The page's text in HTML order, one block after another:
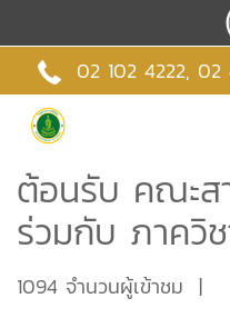
02 102 4222, 02
ต้อนรับ คณะส
ร่วมกับ ภาควิ
1094 จำนวนผู้เข้าชม |